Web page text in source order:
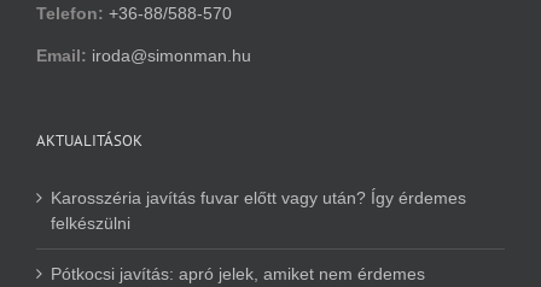
Telefon: +36-88/588-570
Email: iroda@simonman.hu
AKTUALITÁSOK
Karosszéria javítás fuvar előtt vagy után? Így érdemes
felkészülni
Pótkocsi javítás: apró jelek, amiket nem érdemes